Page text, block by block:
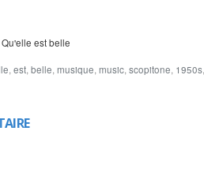
est belle
, est, belle, musique, music, scopitone, 1950s